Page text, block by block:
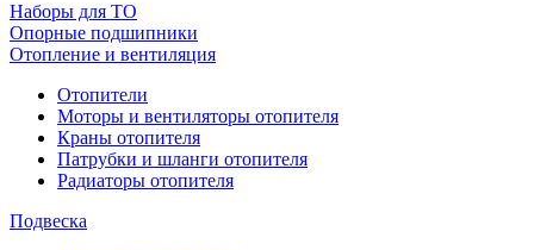
Наборы для ТО
Опорные подшипники
Отопление и вентиляция
Отопители
Моторы и вентиляторы отопителя
Краны отопителя
Патрубки и шланги отопителя
Радиаторы отопителя
Подвеска